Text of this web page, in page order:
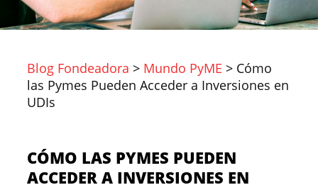
Blog Fondeadora > Mundo PyME > Cómo
las Pymes Pueden Acceder a Inversiones en
UDIs
CÓMO LAS PYMES PUEDEN
ACCEDER A INVERSIONES EN